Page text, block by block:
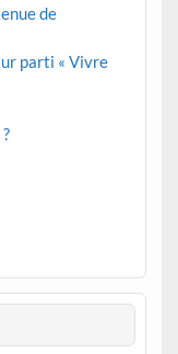
de
parti « Vivre